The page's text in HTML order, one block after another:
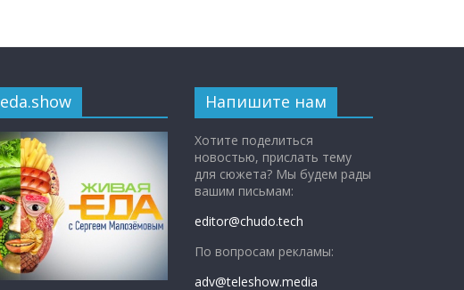
eda.show Напишите нам
Хотите поделиться
новостью, прислать тему
для сюжета? Мы будем рады
вашим письмам:
editor@chudo.tech
По вопросам рекламы:
adv@teleshow.media